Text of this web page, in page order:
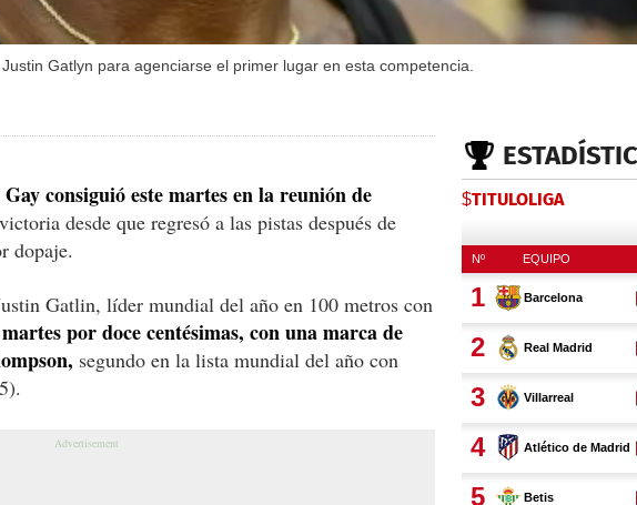
Gatlyn para agenciarse el primer lugar en esta competencia.
consiguió este martes en la reunión de
desde que regresó a las pistas después de
dopaje.
Gatlin, líder mundial del año en 100 metros con
por doce centésimas, con una marca de
segundo en la lista mundial del año con
$TITULOLIGA